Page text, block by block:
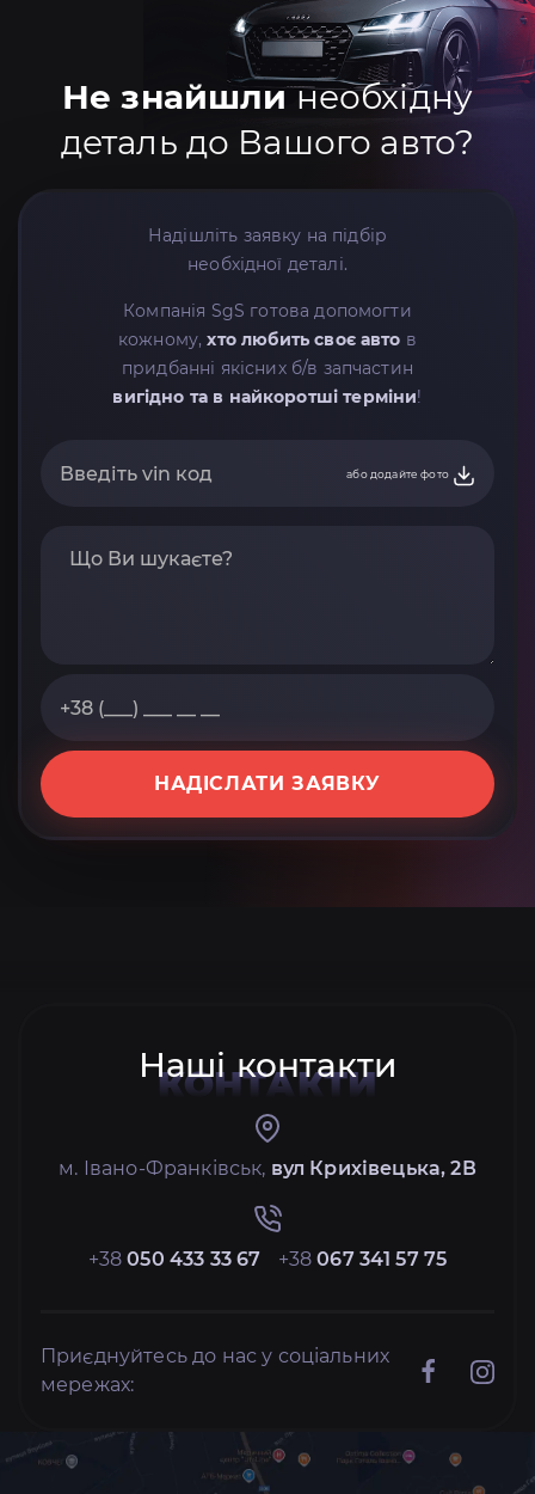
Не знайшлинеобхідну
деталь до Вашого авто?
Надішліть заявку на підбір
необхідної деталі.
Компанія SgS готова допомогти
кожному,хто любить своє авто в
придбанні якісних б/в запчастин
вигідно та в найкоротші терміни!
або додайте фото
НАДІСЛАТИ ЗАЯВКУ
Наші контакти
КОНТАКТИ
м. Івано-Франківськ, вул Крихівецька, 2В
+38050 433 33 67 +38067 341 57 75
Приєднуйтесь до нас у соціальних
мережах: